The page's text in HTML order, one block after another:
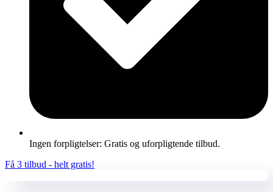
Ingen forpligtelser: Gratis og uforpligtende tilbud.
Få 3 tilbud - helt gratis!